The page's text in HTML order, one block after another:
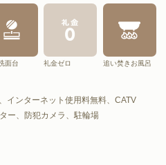
面台 礼金ゼロ 追い焚きお風呂
インターネット使用料無料、CATV
ー、防犯カメラ、駐輪場